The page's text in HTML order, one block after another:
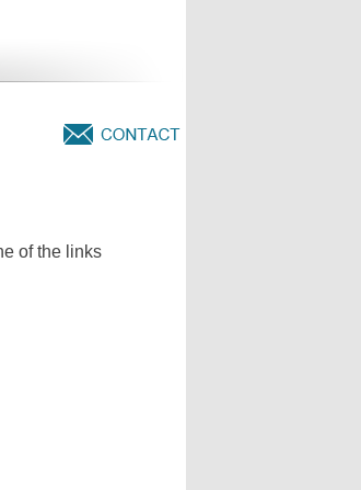
of the links